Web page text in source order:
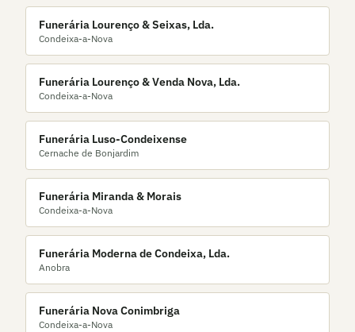
Funerária Lourenço & Seixas, Lda.
Condeixa-a-Nova
Funerária Lourenço & Venda Nova, Lda.
Condeixa-a-Nova
Funerária Luso-Condeixense
Cernache de Bonjardim
Funerária Miranda & Morais
Condeixa-a-Nova
Funerária Moderna de Condeixa, Lda.
Anobra
Funerária Nova Conimbriga
Condeixa-a-Nova